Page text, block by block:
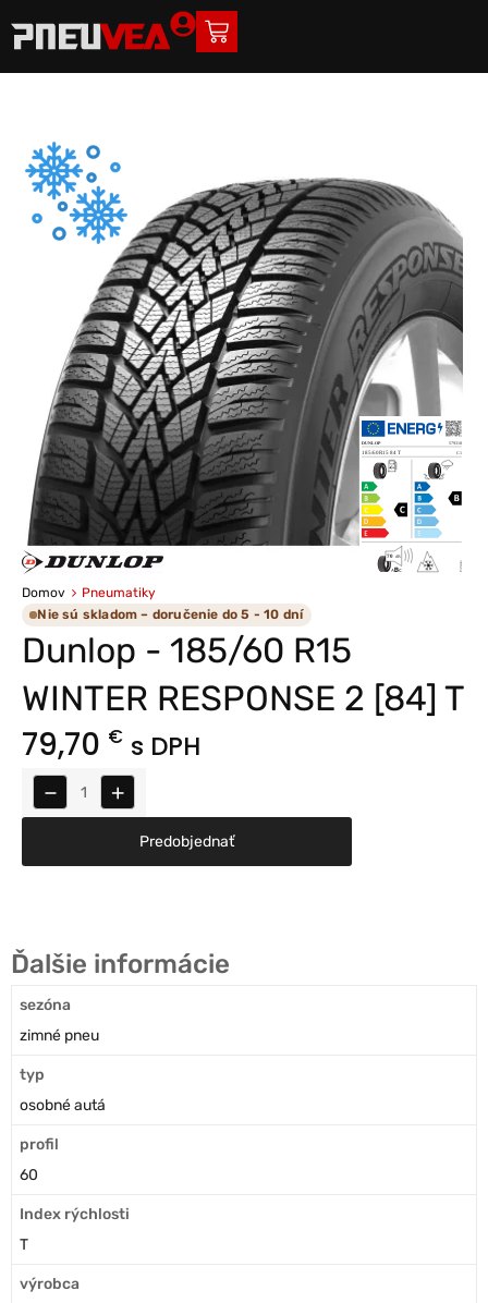
Domov
Pneumatiky
Nie sú skladom – doručenie do 5 - 10 dní
Dunlop - 185/60 R15
WINTER RESPONSE 2 [84] T
79,70 € s DPH
− +
Predobjednať
Ďalšie informácie
sezóna
zimné pneu
typ
osobné autá
profil
60
Index rýchlosti
T
výrobca